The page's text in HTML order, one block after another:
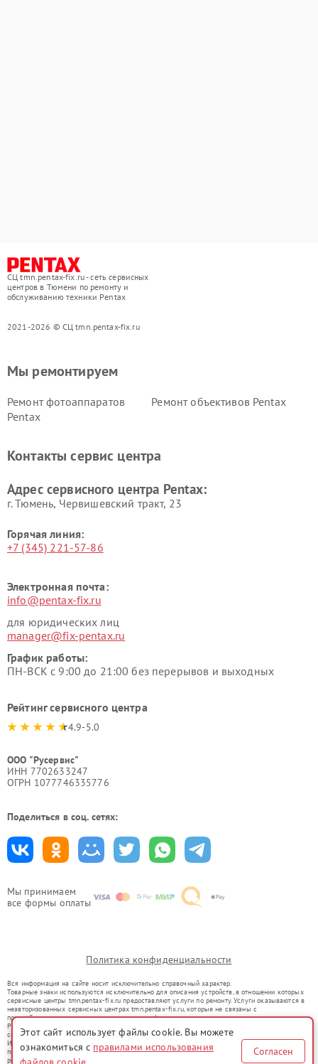
СЦ tmn.pentax-fix.ru - сеть сервисных
центров в Тюмени по ремонту и
обслуживанию техники Pentax
2021-2026 © СЦ tmn.pentax-fix.ru
Мы принимаем
все формы оплаты
Мы ремонтируем
Ремонт фотоаппаратов
Pentax
Ремонт объективов Pentax
Контакты сервис центра
Адрес сервисного центра Pentax:
г. Тюмень, ​Червишевский тракт, 23
Горячая линия:
+7 (345) 221-57-86
Электронная почта:
info@pentax-fix.ru
для юридических лиц
manager@fix-pentax.ru
График работы:
ПН-ВСК с 9:00 до 21:00 без перерывов и выходных
Рейтинг сервисного центра
4.9-5.0
ООО "Русервис"
ИНН 7702633247
ОГРН 1077746335776
Поделиться в соц. сетях:
Политика конфиденциальности
Вся информация на сайте носит исключительно справочный характер.
Товарные знаки используются исключительно для описания устройств, в отношении которых
сервисные центры tmn.pentax-fix.ru предоставляют услуги по ремонту. Услуги оказываются в
неавторизованных сервисных центрах tmn.pentax-fix.ru, которые не связаны с
правообладателями товарных знаков или их официальными представителями.
Ремонт осуществляется для устройств, уже введенных в гражданский оборот в соответствии
со статьей 1487 ГК РФ.
Использование товарных знаков не преследует цели индивидуализации услуг или введения
потребителей в заблуждение, а служит для информирования о предоставляемых услугах по
ремонту техники указанных брендов.
Этот сайт использует файлы cookie. Вы можете
ознакомиться с правилами использования
Согласен